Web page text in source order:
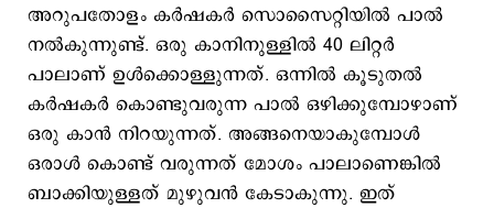
അറുപതോളം കർഷകർ സൊസൈറ്റിയിൽ പാൽ
നൽകുന്നുണ്ട്. ഒരു കാനിനുള്ളിൽ 40 ലിറ്റർ
പാലാണ് ഉൾക്കൊള്ളുന്നത്. ഒന്നിൽ കൂടുതൽ
കർഷകർ കൊണ്ടുവരുന്ന പാൽ ഒഴിക്കുമ്പോഴാണ്
ഒരു കാൻ നിറയുന്നത്. അങ്ങനെയാകുമ്പോൾ
ഒരാൾ കൊണ്ട് വരുന്നത് മോശം പാലാണെങ്കിൽ
ബാക്കിയുള്ളത് മുഴുവൻ കേടാകുന്നു. ഇത്